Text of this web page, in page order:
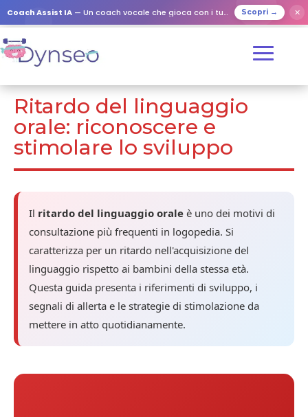
Coach Assist IA — Un coach vocale che gioca con i tuoi cari Scopri → ✕
Ritardo del linguaggio
orale: riconoscere e
stimolare lo sviluppo
Il ritardo del linguaggio orale è uno dei motivi di
consultazione più frequenti in logopedia. Si
caratterizza per un ritardo nell'acquisizione del
linguaggio rispetto ai bambini della stessa età.
Questa guida presenta i riferimenti di sviluppo, i
segnali di allerta e le strategie di stimolazione da
mettere in atto quotidianamente.